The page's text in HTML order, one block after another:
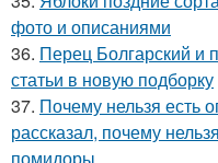
фото и описаниями
36. Перец Болгарский и
статьи в новую подборку
37. Почему нельзя есть
рассказал, почему